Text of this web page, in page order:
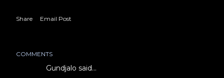
Share Email Post
COMMENTS
Gundjalo said…